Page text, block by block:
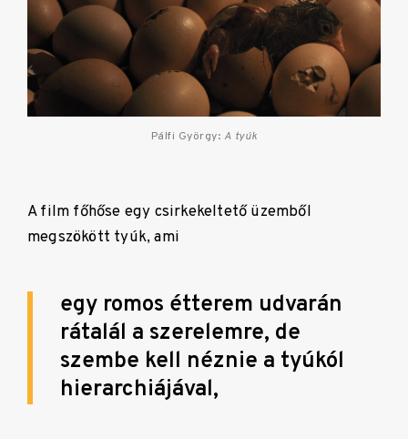
Pálfi György: A tyúk
A film főhőse egy csirkekeltető üzemből
megszökött tyúk, ami
egy romos étterem udvarán
rátalál a szerelemre, de
szembe kell néznie a tyúkól
hierarchiájával,